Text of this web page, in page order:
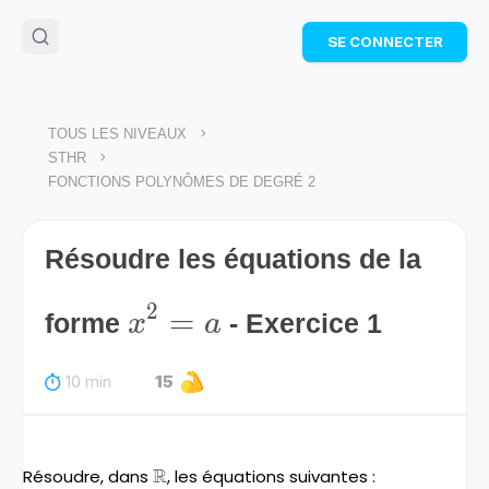
🌴Cahier de vacances offert
: révise les maths cet
Télécharge ton PDF gratuit et progresse avec des
SE CONNECTER
TOUS LES NIVEAUX >
STHR >
FONCTIONS POLYNÔMES DE DEGRÉ 2
Résoudre les équations de la
forme x^{2}=a
x2 = a - Exercice 1
10 min 15
Résoudre, dans \mathbb{R}
R, les équations suivantes :